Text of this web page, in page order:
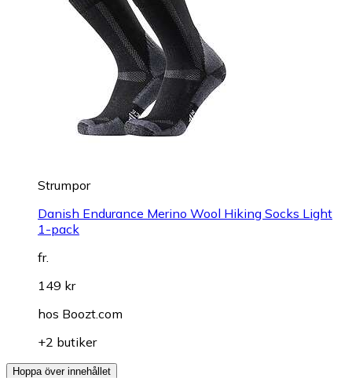
Strumpor
Danish Endurance Merino Wool Hiking Socks Light
1-pack
fr.
149 kr
hos Boozt.com
+2 butiker
Hoppa över innehållet